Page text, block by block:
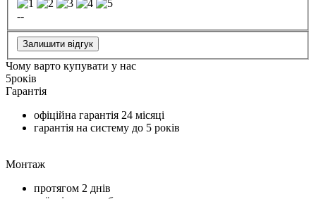
--
Залишити відгук
Чому варто купувати у нас
5років
Гарантія
офіційна гарантія 24 місяці
гарантія на систему до 5 років
Монтаж
протягом 2 днів